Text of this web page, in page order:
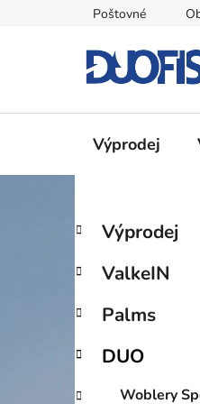
Poštovné
Výprodej
P
s
r
n
n
Přeskočit
kategorie
K
a
e
o
i
Výprodej
ValkeIN
Palms
DUO
Woblery